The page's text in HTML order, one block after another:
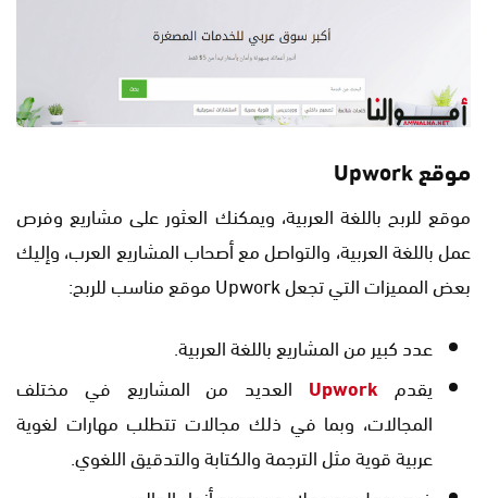
موقع Upwork
موقع للربح باللغة العربية، ويمكنك العثور على مشاريع وفرص
عمل باللغة العربية، والتواصل مع أصحاب المشاريع العرب، وإليك
بعض المميزات التي تجعل Upwork موقع مناسب للربح:
عدد كبير من المشاريع باللغة العربية.
يقدم Upwork العديد من المشاريع في مختلف
المجالات، وبما في ذلك مجالات تتطلب مهارات لغوية
عربية قوية مثل الترجمة والكتابة والتدقيق اللغوي.